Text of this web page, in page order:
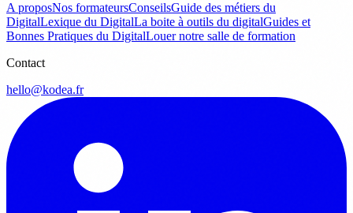
A proposNos formateursConseilsGuide des métiers du
DigitalLexique du DigitalLa boite à outils du digitalGuides et
Bonnes Pratiques du DigitalLouer notre salle de formation
Contact
hello@kodea.fr